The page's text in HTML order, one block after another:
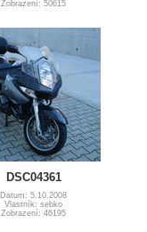
Zobrazení: 50615
DSC04361
Datum: 5.10.2008
Vlastník: sebko
Zobrazení: 46195